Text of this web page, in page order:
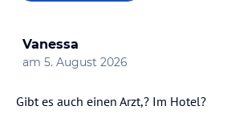
Vanessa
am 5. August 2026
Gibt es auch einen Arzt,? Im Hotel?